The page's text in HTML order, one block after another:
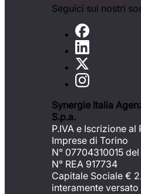
Seguici sui nostri
Synergie Italia
S.p.a.
P.IVA e Iscrizione al
Imprese di Torino
N° 07704310015
N° REA 917734
Capitale Sociale €
interamente versato